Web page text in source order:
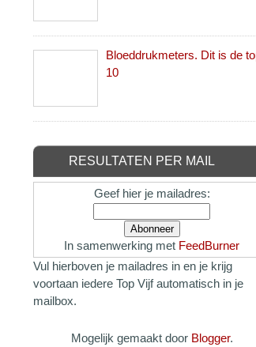
Bloeddrukmeters. Dit is de
10
RESULTATEN PER MAIL
Geef hier je mailadres:
In samenwerking met FeedBurner
Vul hierboven je mailadres in en je krijg
voortaan iedere Top Vijf automatisch in je
mailbox.
Mogelijk gemaakt door Blogger.